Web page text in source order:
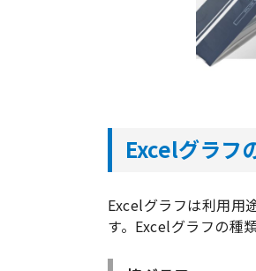
Excelグラフ
Excelグラフは利用用
す。Excelグラフの種